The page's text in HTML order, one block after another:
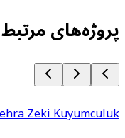
مرتبط
Zehra Zeki